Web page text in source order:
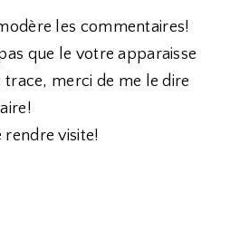
les commentaires!
que le votre apparaisse
trace, merci de me le dire
rendre visite!